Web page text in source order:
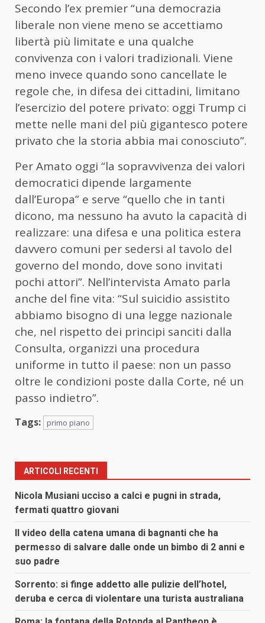
Secondo l’ex premier “una democrazia
liberale non viene meno se accettiamo
libertà più limitate e una qualche
convivenza con i valori tradizionali. Viene
meno invece quando sono cancellate le
regole che, in difesa dei cittadini, limitano
l’esercizio del potere privato: oggi Trump ci
mette nelle mani del più gigantesco potere
privato che la storia abbia mai conosciuto”.
Per Amato oggi “la sopravvivenza dei valori
democratici dipende largamente
dall’Europa” e serve “quello che in tanti
dicono, ma nessuno ha avuto la capacità di
realizzare: una difesa e una politica estera
davvero comuni per sedersi al tavolo del
governo del mondo, dove sono invitati
pochi attori”. Nell’intervista Amato parla
anche del fine vita: “Sul suicidio assistito
abbiamo bisogno di una legge nazionale
che, nel rispetto dei principi sanciti dalla
Consulta, organizzi una procedura
uniforme in tutto il paese: non un passo
oltre le condizioni poste dalla Corte, né un
passo indietro”.
Tags: primo piano
ARTICOLI RECENTI
Nicola Musiani ucciso a calci e pugni in strada,
fermati quattro giovani
Il video della catena umana di bagnanti che ha
permesso di salvare dalle onde un bimbo di 2 anni e
suo padre
Sorrento: si finge addetto alle pulizie dell’hotel,
deruba e cerca di violentare una turista australiana